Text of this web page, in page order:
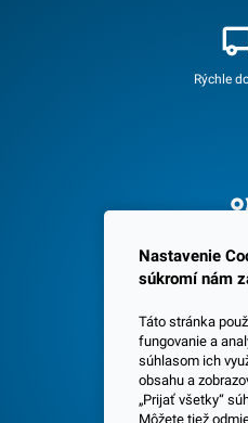
Rýchle
Spokojných
Centrála a
Nastavenie
súkromí nám
Táto stránka
fungovanie a
súhlasom ich
obsahu a
„Prijať všetky“
Môžete tiež